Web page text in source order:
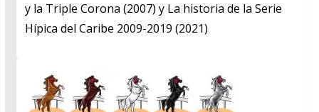
y la Triple Corona (2007) y La historia de la Serie
Hípica del Caribe 2009-2019 (2021)